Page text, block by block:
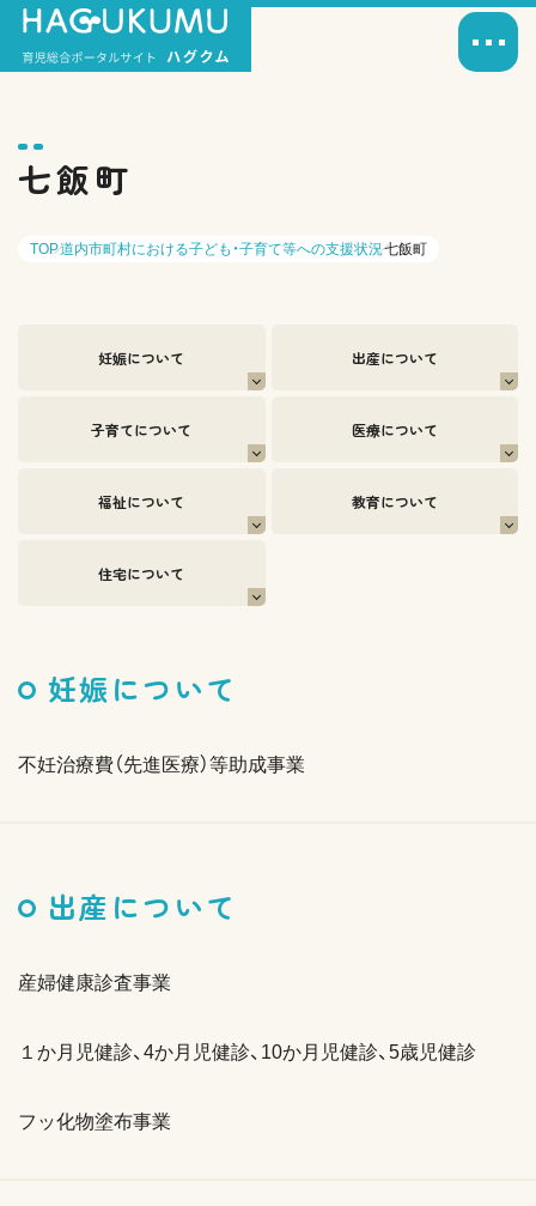
七飯町
TOP道内市町村における子ども・子育て等への支援状況七飯町
妊娠について 出産について
子育てについて 医療について
福祉について 教育について
住宅について
妊娠について
不妊治療費（先進医療）等助成事業
出産について
産婦健康診査事業
１か月児健診、4か月児健診、10か月児健診、5歳児健診
フッ化物塗布事業